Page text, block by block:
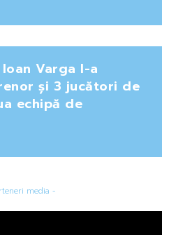
Varga l-a
și 3 jucători de
echipă de
media -